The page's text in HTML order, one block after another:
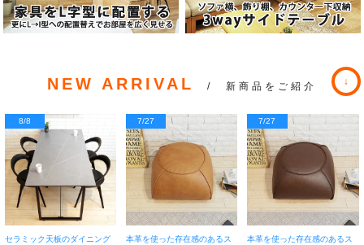
NEW ARRIVAL / 新商品をご紹介
8/8
セラミック天板のダイニング
7/27
本革を使った存在感のあるス
7/27
本革を使った存在感のあるス